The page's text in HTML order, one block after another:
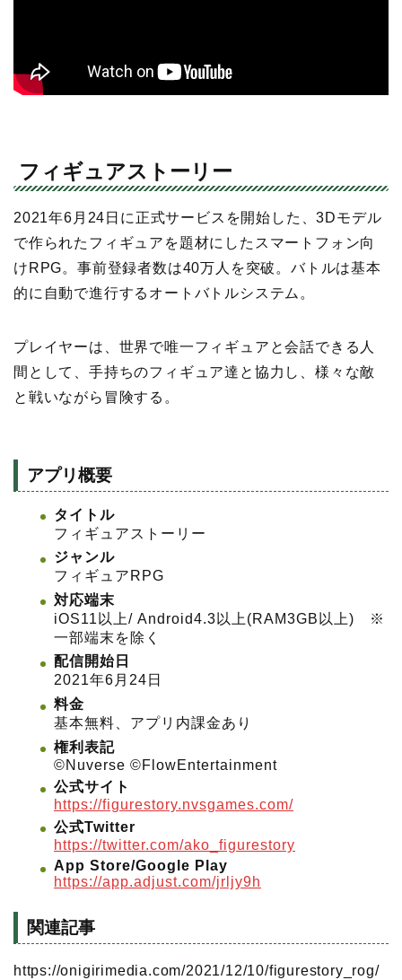
フィギュアストーリー
2021年6月24日に正式サービスを開始した、3Dモデル
で作られたフィギュアを題材にしたスマートフォン向
けRPG。事前登録者数は40万人を突破。バトルは基本
的に自動で進行するオートバトルシステム。
プレイヤーは、世界で唯一フィギュアと会話できる人
間として、手持ちのフィギュア達と協力し、様々な敵
と戦いながら冒険する。
アプリ概要
タイトル
フィギュアストーリー
ジャンル
フィギュアRPG
対応端末
iOS11以上/ Android4.3以上(RAM3GB以上) ※
一部端末を除く
配信開始日
2021年6月24日
料金
基本無料、アプリ内課金あり
権利表記
©️Nuverse ©️FlowEntertainment
公式サイト
https://figurestory.nvsgames.com/
公式Twitter
https://twitter.com/ako_figurestory
App Store/Google Play
https://app.adjust.com/jrljy9h
関連記事
https://onigirimedia.com/2021/12/10/figurestory_rog/